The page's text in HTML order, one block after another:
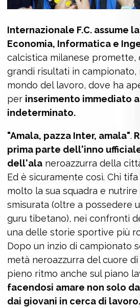
Internazionale F.C. assume
Economia, Informatica e
calcistica milanese promette,
grandi risultati in campionato,
mondo del lavoro, dove ha
per inserimento immediato
indeterminato.
"Amala, pazza Inter, amala".
prima parte dell'inno
dell'alaneroazzurra della
Ed è sicuramente così. Chi
molto la sua squadra e
smisurata (oltre a possedere
guru tibetano), nei confronti
una delle storie sportive più
Dopo un inzio di campionato
metà neroazzurra del cuore
pieno ritmo anche sul piano
facendosi amare non solo
dai giovani in cerca di lavoro.